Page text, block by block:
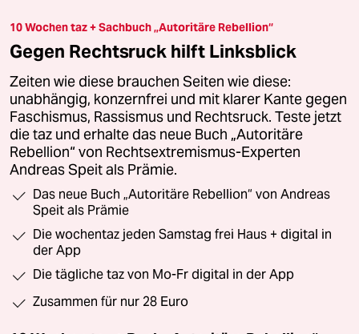
10 Wochen taz + Sachbuch „Autoritäre Rebellion“
Gegen Rechtsruck hilft Linksblick
Zeiten wie diese brauchen Seiten wie diese:
unabhängig, konzernfrei und mit klarer Kante gegen
Faschismus, Rassismus und Rechtsruck. Teste jetzt
die taz und erhalte das neue Buch „Autoritäre
Rebellion“ von Rechtsextremismus-Experten
Andreas Speit als Prämie.
Das neue Buch „Autoritäre Rebellion“ von Andreas
Speit als Prämie
Die wochentaz jeden Samstag frei Haus + digital in
der App
Die tägliche taz von Mo-Fr digital in der App
Zusammen für nur 28 Euro